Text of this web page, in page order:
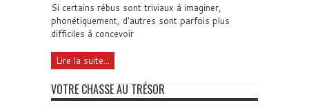
Si certains rébus sont triviaux à imaginer,
phonétiquement, d'autres sont parfois plus
difficiles à concevoir
Lire la suite...
VOTRE CHASSE AU TRÉSOR